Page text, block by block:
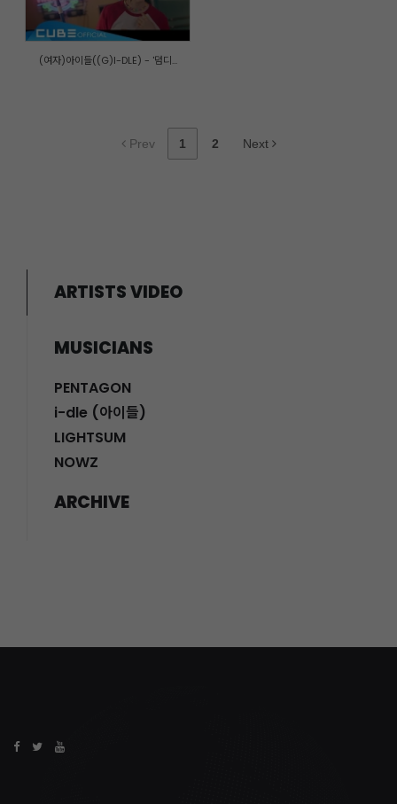
(여자)아이들((G)I-DLE) - '덤디...
Prev 1 2 Next
ARTISTS VIDEO
MUSICIANS
PENTAGON
i-dle (아이들)
LIGHTSUM
NOWZ
ARCHIVE